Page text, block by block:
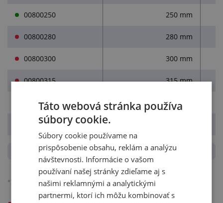
00800250 250 mm
00800280 280 mm
00800300 300 mm
00800315 315 mm
00800355 355 mm
00800400
*) Ceny sú bez DPH, platné pre podnikateľov.Podrobnejšie o účtovaní DPH.
Táto webová stránka používa
súbory cookie.
Súbory cookie používame na
prispôsobenie obsahu, reklám a analýzu
návštevnosti. Informácie o vašom
používaní našej stránky zdieľame aj s
našimi reklamnými a analytickými
partnermi, ktorí ich môžu kombinovať s